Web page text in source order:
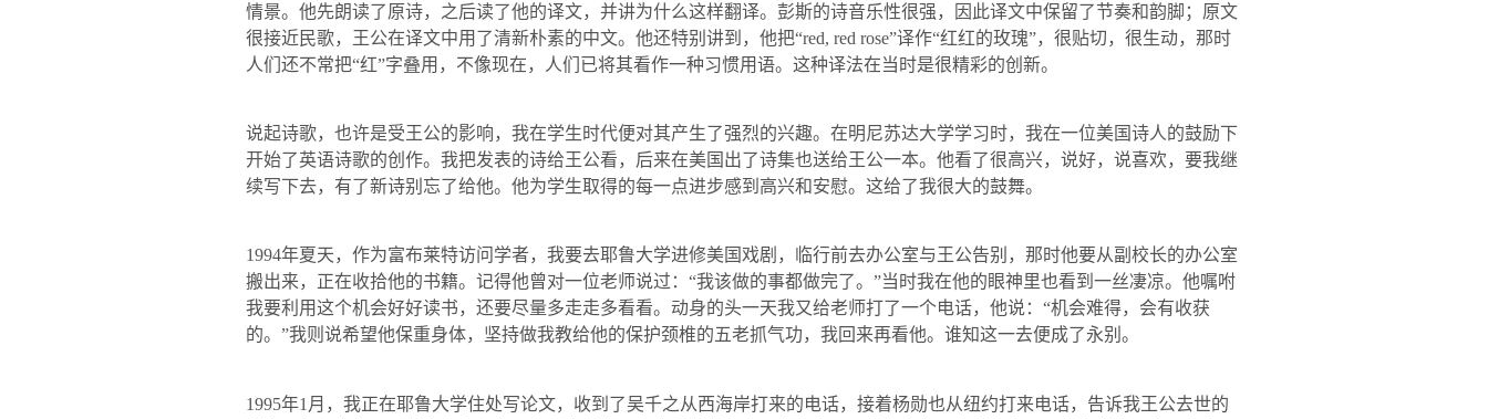
情景。他先朗读了原诗，之后读了他的译文，并讲为什么这样翻译。彭斯的诗音乐性很强，因此译文中保留了节奏和韵脚；原文
很接近民歌，王公在译文中用了清新朴素的中文。他还特别讲到，他把“red, red rose”译作“红红的玫瑰”，很贴切，很生动，那时
人们还不常把“红”字叠用，不像现在，人们已将其看作一种习惯用语。这种译法在当时是很精彩的创新。
说起诗歌，也许是受王公的影响，我在学生时代便对其产生了强烈的兴趣。在明尼苏达大学学习时，我在一位美国诗人的鼓励下
开始了英语诗歌的创作。我把发表的诗给王公看，后来在美国出了诗集也送给王公一本。他看了很高兴，说好，说喜欢，要我继
续写下去，有了新诗别忘了给他。他为学生取得的每一点进步感到高兴和安慰。这给了我很大的鼓舞。
1994年夏天，作为富布莱特访问学者，我要去耶鲁大学进修美国戏剧，临行前去办公室与王公告别，那时他要从副校长的办公室
搬出来，正在收拾他的书籍。记得他曾对一位老师说过：“我该做的事都做完了。”当时我在他的眼神里也看到一丝凄凉。他嘱咐
我要利用这个机会好好读书，还要尽量多走走多看看。动身的头一天我又给老师打了一个电话，他说：“机会难得，会有收获
的。”我则说希望他保重身体，坚持做我教给他的保护颈椎的五老抓气功，我回来再看他。谁知这一去便成了永别。
1995年1 月，我正在耶鲁大学住处写论文，收到了吴千之从西海岸打来的电话，接着杨勋也从纽约打来电话，告诉我王公去世的